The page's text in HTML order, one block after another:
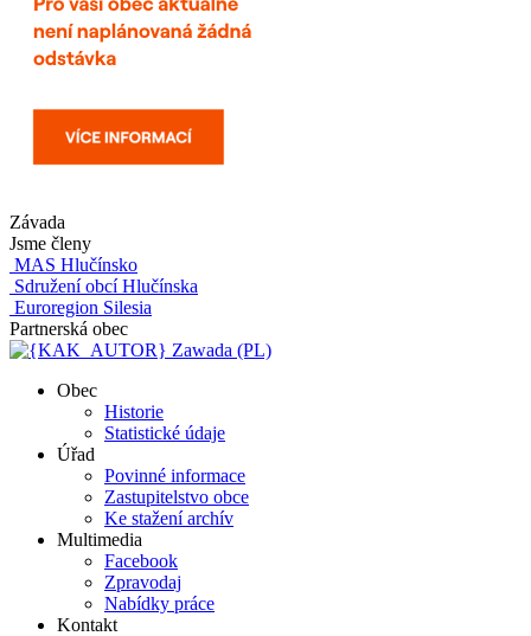
Závada
Jsme členy
MAS Hlučínsko
Sdružení obcí Hlučínska
Euroregion Silesia
Partnerská obec
Zawada (PL)
Obec
Historie
Statistické údaje
Úřad
Povinné informace
Zastupitelstvo obce
Ke stažení archív
Multimedia
Facebook
Zpravodaj
Nabídky práce
Kontakt